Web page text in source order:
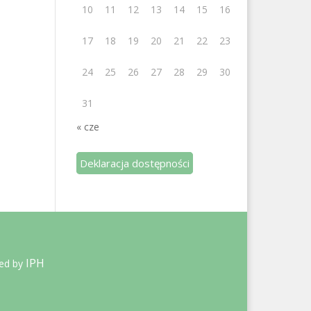
10 11 12 13 14 15 16
17 18 19 20 21 22 23
24 25 26 27 28 29 30
31
« cze
Deklaracja dostępności
by IPH